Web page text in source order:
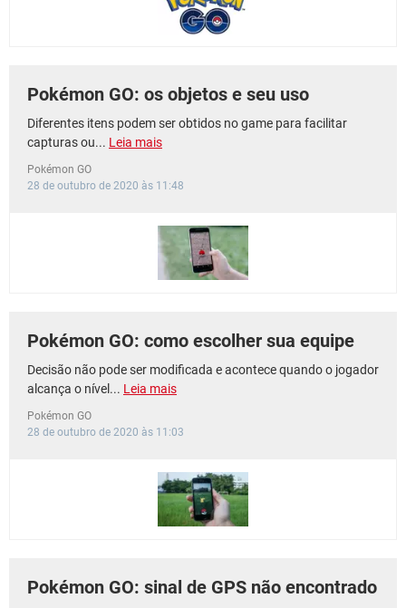
Pokémon GO: os objetos e seu uso
Diferentes itens podem ser obtidos no game para facilitar
capturas ou... Leia mais
Pokémon GO
28 de outubro de 2020 às 11:48
Pokémon GO: como escolher sua equipe
Decisão não pode ser modificada e acontece quando o jogador
alcança o nível... Leia mais
Pokémon GO
28 de outubro de 2020 às 11:03
Pokémon GO: sinal de GPS não encontrado